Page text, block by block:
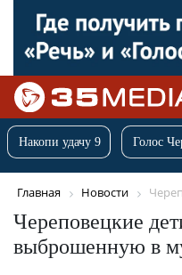
Накопи удачу 9 Голос
Главная Новости
Череповецкие
выброшенную в